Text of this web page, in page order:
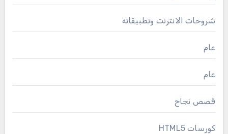
شروحات الانترنت وتطبيقاته
عام
عام
قصص نجاح
كورسات HTML5